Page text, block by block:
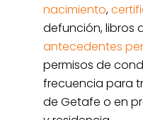
nacimiento,
defunción, libros
antecedentes
permisos de
frecuencia para
de Getafe o en